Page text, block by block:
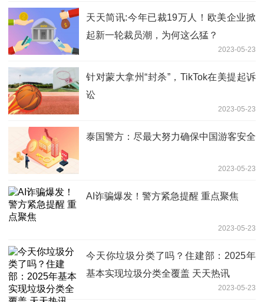
天天简讯:今年已裁19万人！欧美企业掀
起新一轮裁员潮，为何这么猛？
2023-05-23
针对蒙大拿州“封杀”，TikTok在美提起诉
讼
2023-05-23
泰国警方：尽最大努力确保中国游客安全
2023-05-23
AI诈骗爆发！警方紧急提醒 重点聚焦
2023-05-23
今天你垃圾分类了吗？住建部：2025年
基本实现垃圾分类全覆盖 天天热讯
2023-05-23